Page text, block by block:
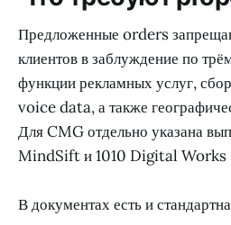
Предложенные orders
клиентов в заблуждение по
функции рекламных услуг,
voice data, а также
Для CMG отдельно указана
MindSift и 1010 Digital
В документах есть и